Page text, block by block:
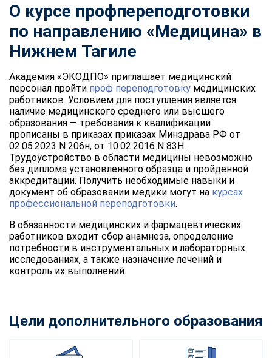
О курсе профпереподготовки
по направлению «Медицина» в
Нижнем Тагиле
Академия «ЭКОДПО» приглашает медицинский
персонал пройти проф переподготовку медицинских
работников. Условием для поступления является
наличие медицинского среднего или высшего
образования — требования к квалификации
прописаны в приказах приказах Минздрава РФ от
02.05.2023 N 206н, от 10.02.2016 N 83Н.
Трудоустройство в области медицины невозможно
без диплома установленного образца и пройденной
аккредитации. Получить необходимые навыки и
документ об образовании медики могут на курсах
профессиональной переподготовки.
В обязанности медицинских и фармацевтических
работников входит сбор анамнеза, определение
потребности в инструментальных и лабораторных
исследованиях, а также назначение лечений и
контроль их выполнений.
Цели дополнительного образования